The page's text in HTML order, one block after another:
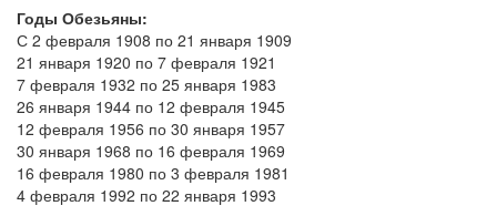
Годы Обезьяны:
С 2 февраля 1908 по 21 января 1909
21 января 1920 по 7 февраля 1921
7 февраля 1932 по 25 января 1983
26 января 1944 по 12 февраля 1945
12 февраля 1956 по 30 января 1957
30 января 1968 по 16 февраля 1969
16 февраля 1980 по 3 февраля 1981
4 февраля 1992 по 22 января 1993